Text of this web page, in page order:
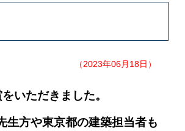
（2023年06月18日）
いただきました。
生方や東京都の建築担当者も